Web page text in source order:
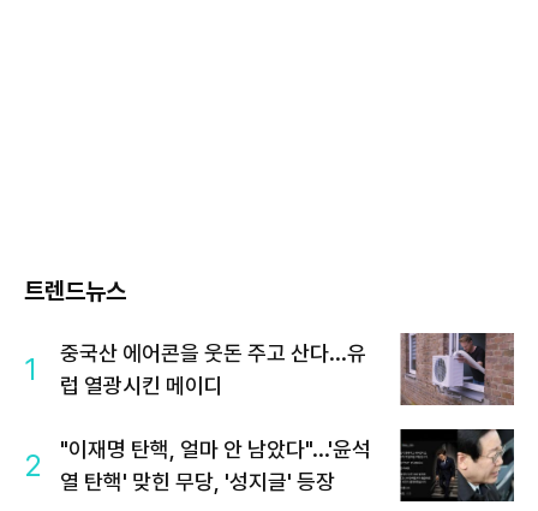
트렌드뉴스
1
중국산 에어콘을 웃돈 주고 산다...유
럽 열광시킨 메이디
2
"이재명 탄핵, 얼마 안 남았다"...'윤석
열 탄핵' 맞힌 무당, '성지글' 등장